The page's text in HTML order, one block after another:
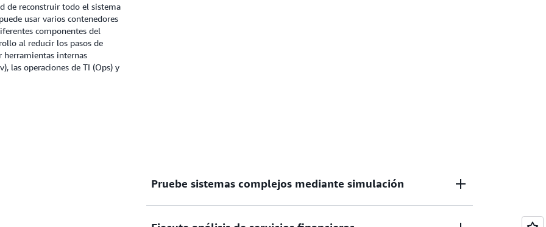
de reconstruir todo el sistema
usar varios contenedores
componentes del
al reducir los pasos de
herramientas internas
las operaciones de TI (Ops) y
Pruebe sistemas complejos mediante simulación